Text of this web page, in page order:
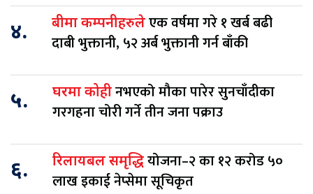
४. बीमा कम्पनीहरुलेएक वर्षमा गरे १ खर्ब बढी
दाबी भुक्तानी, ५२ अर्ब भुक्तानी गर्न बाँकी
५. घरमा कोहीनभएको मौका पारेर सुनचाँदीका
गरगहना चोरी गर्ने तीन जना पक्राउ
६. रिलायबल समृद्धियोजना–२ का १२ करोड ५०
लाख इकाई नेप्सेमा सूचिकृत